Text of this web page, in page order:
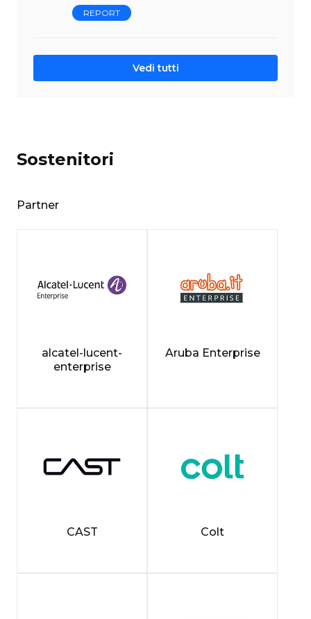
REPORT
Vedi tutti
Sostenitori
Partner
alcatel-lucent-
enterprise
Aruba Enterprise
CAST Colt